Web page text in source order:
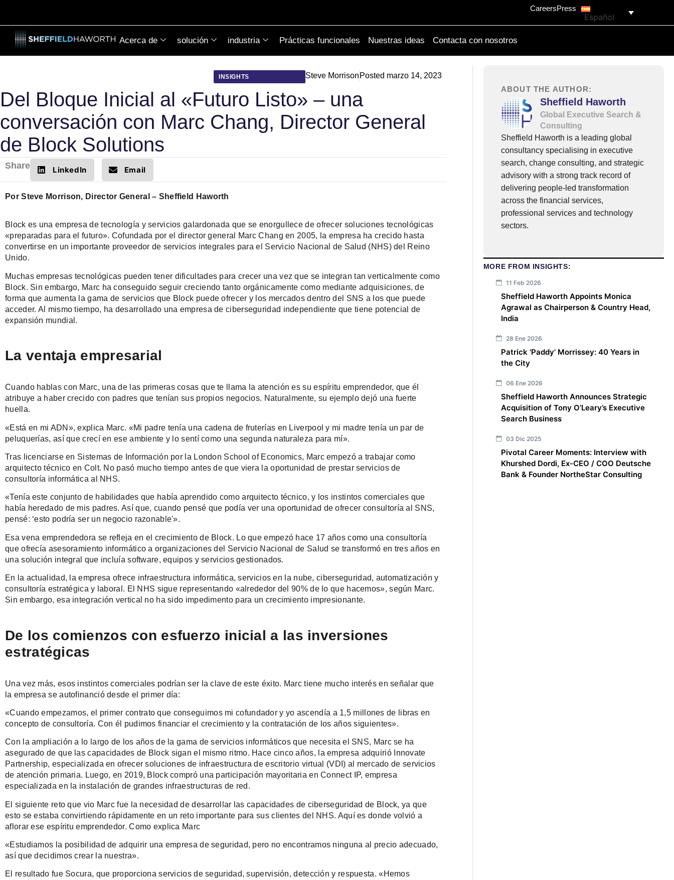
CareersPress
Español
Acerca de solución industria Prácticas funcionales Nuestras ideas Contacta con nosotros
Steve Morrison Posted marzo 14, 2023
INSIGHTS
Del Bloque Inicial al «Futuro Listo» – una
conversación con Marc Chang, Director General
de Block Solutions
Share LinkedIn Email
Por Steve Morrison, Director General – Sheffield Haworth
Block es una empresa de tecnología y servicios galardonada que se enorgullece de ofrecer soluciones tecnológicas
«preparadas para el futuro». Cofundada por el director general Marc Chang en 2005, la empresa ha crecido hasta
convertirse en un importante proveedor de servicios integrales para el Servicio Nacional de Salud (NHS) del Reino
Unido.
Muchas empresas tecnológicas pueden tener dificultades para crecer una vez que se integran tan verticalmente como
Block. Sin embargo, Marc ha conseguido seguir creciendo tanto orgánicamente como mediante adquisiciones, de
forma que aumenta la gama de servicios que Block puede ofrecer y los mercados dentro del SNS a los que puede
acceder. Al mismo tiempo, ha desarrollado una empresa de ciberseguridad independiente que tiene potencial de
expansión mundial.
La ventaja empresarial
Cuando hablas con Marc, una de las primeras cosas que te llama la atención es su espíritu emprendedor, que él
atribuye a haber crecido con padres que tenían sus propios negocios. Naturalmente, su ejemplo dejó una fuerte
huella.
«Está en mi ADN», explica Marc. «Mi padre tenía una cadena de fruterías en Liverpool y mi madre tenía un par de
peluquerías, así que crecí en ese ambiente y lo sentí como una segunda naturaleza para mí».
Tras licenciarse en Sistemas de Información por la London School of Economics, Marc empezó a trabajar como
arquitecto técnico en Colt. No pasó mucho tiempo antes de que viera la oportunidad de prestar servicios de
consultoría informática al NHS.
«Tenía este conjunto de habilidades que había aprendido como arquitecto técnico, y los instintos comerciales que
había heredado de mis padres. Así que, cuando pensé que podía ver una oportunidad de ofrecer consultoría al SNS,
pensé: ‘esto podría ser un negocio razonable'».
Esa vena emprendedora se refleja en el crecimiento de Block. Lo que empezó hace 17 años como una consultoría
que ofrecía asesoramiento informático a organizaciones del Servicio Nacional de Salud se transformó en tres años en
una solución integral que incluía software, equipos y servicios gestionados.
En la actualidad, la empresa ofrece infraestructura informática, servicios en la nube, ciberseguridad, automatización y
consultoría estratégica y laboral. El NHS sigue representando «alrededor del 90% de lo que hacemos», según Marc.
Sin embargo, esa integración vertical no ha sido impedimento para un crecimiento impresionante.
De los comienzos con esfuerzo inicial a las inversiones
estratégicas
Una vez más, esos instintos comerciales podrían ser la clave de este éxito. Marc tiene mucho interés en señalar que
la empresa se autofinanció desde el primer día:
«Cuando empezamos, el primer contrato que conseguimos mi cofundador y yo ascendía a 1,5 millones de libras en
concepto de consultoría. Con él pudimos financiar el crecimiento y la contratación de los años siguientes».
Con la ampliación a lo largo de los años de la gama de servicios informáticos que necesita el SNS, Marc se ha
asegurado de que las capacidades de Block sigan el mismo ritmo. Hace cinco años, la empresa adquirió Innovate
Partnership, especializada en ofrecer soluciones de infraestructura de escritorio virtual (VDI) al mercado de servicios
de atención primaria. Luego, en 2019, Block compró una participación mayoritaria en Connect IP, empresa
especializada en la instalación de grandes infraestructuras de red.
El siguiente reto que vio Marc fue la necesidad de desarrollar las capacidades de ciberseguridad de Block, ya que
esto se estaba convirtiendo rápidamente en un reto importante para sus clientes del NHS. Aquí es donde volvió a
aflorar ese espíritu emprendedor. Como explica Marc
«Estudiamos la posibilidad de adquirir una empresa de seguridad, pero no encontramos ninguna al precio adecuado,
así que decidimos crear la nuestra».
El resultado fue Socura, que proporciona servicios de seguridad, supervisión, detección y respuesta. «Hemos
ABOUT THE AUTHOR:
Sheffield Haworth
Global Executive Search &
Consulting
Sheffield Haworth is a leading global
consultancy specialising in executive
search, change consulting, and strategic
advisory with a strong track record of
delivering people-led transformation
across the financial services,
professional services and technology
sectors.
MORE FROM INSIGHTS:
11 Feb 2026
Sheffield Haworth Appoints Monica
Agrawal as Chairperson & Country Head,
India
28 Ene 2026
Patrick 'Paddy' Morrissey: 40 Years in
the City
06 Ene 2026
Sheffield Haworth Announces Strategic
Acquisition of Tony O’Leary’s Executive
Search Business
03 Dic 2025
Pivotal Career Moments: Interview with
Khurshed Dordi, Ex-CEO / COO Deutsche
Bank & Founder NortheStar Consulting